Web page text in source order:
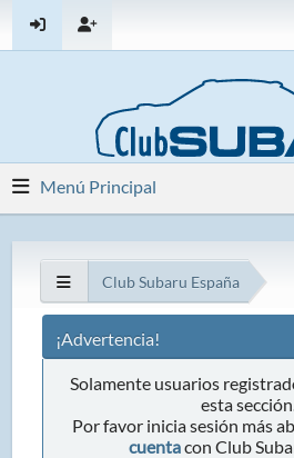
Menú Principal
Club Subaru España
¡Advertencia!
Solamente usuarios
esta
Por favor inicia sesión más
cuentacon Club